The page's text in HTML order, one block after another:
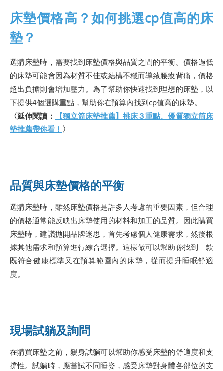
床墊價格高？如何挑選cp值高的床
墊？
選購床墊時，需要找到床墊價格與品質之間的平衡。價格過低
的床墊可能會因為材質不佳或結構不穩而導致腰痠背痛，價格
超出負擔則會增加壓力。為了幫助你快速找到理想的床墊，以
下提供4個選購重點，幫助你在預算內找到cp值高的床墊。
〈延伸閱讀：
【獨立筒床墊推薦】挑床３重點、優質獨立筒床
墊推薦帶你看！ 〉
品質與床墊價格的平衡
選購床墊時，雖然床墊價格是許多人考慮的重要因素，但合理
的價格通常能反映出床墊使用的材料和加工的品質。因此購買
床墊時，建議拋開品牌迷思，首先考慮個人健康需求，然後根
據其他需求和預算進行綜合選擇。這樣做可以幫助你找到一款
既符合健康標準又在預算範圍內的床墊，從而提升睡眠舒適
度。
現場試躺及詢問
在購買床墊之前，親身試躺可以幫助你感受床墊的舒適度和支
撐性。試躺時，應嘗試不同睡姿，感受床墊對身體各部位的支